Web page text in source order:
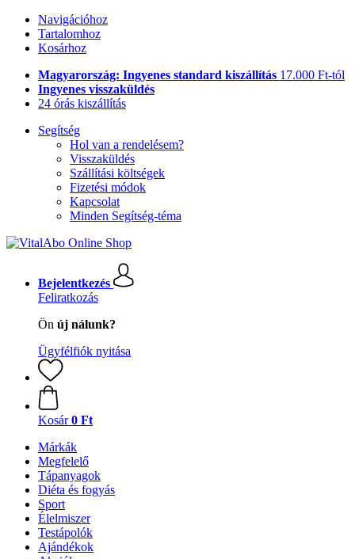
Navigációhoz
Tartalomhoz
Kosárhoz
Magyarország: Ingyenes standard kiszállítás 17.000 Ft-tól
Ingyenes visszaküldés
24 órás kiszállítás
Segítség
Hol van a rendelésem?
Visszaküldés
Szállítási költségek
Fizetési módok
Kapcsolat
Minden Segítség-téma
Bejelentkezés
Feliratkozás
Ön új nálunk?
Ügyfélfiók nyitása
Kosár 0 Ft
Márkák
Megfelelő
Tápanyagok
Diéta és fogyás
Sport
Élelmiszer
Testápolók
Ajándékok